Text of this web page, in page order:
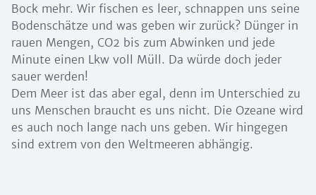
Bock mehr. Wir fischen es leer, schnappen uns seine
Bodenschätze und was geben wir zurück? Dünger in
rauen Mengen, CO2 bis zum Abwinken und jede
Minute einen Lkw voll Müll. Da würde doch jeder
sauer werden!
Dem Meer ist das aber egal, denn im Unterschied zu
uns Menschen braucht es uns nicht. Die Ozeane wird
es auch noch lange nach uns geben. Wir hingegen
sind extrem von den Weltmeeren abhängig.